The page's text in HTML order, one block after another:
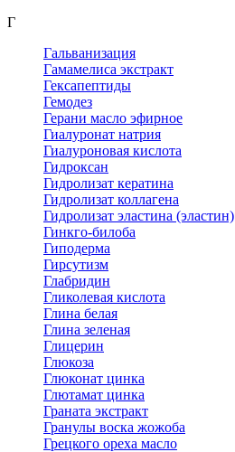
Г
Гальванизация
Гамамелиса экстракт
Гексапептиды
Гемодез
Герани масло эфирное
Гиалуронат натрия
Гиалуроновая кислота
Гидроксан
Гидролизат кератина
Гидролизат коллагена
Гидролизат эластина (эластин)
Гинкго-билоба
Гиподерма
Гирсутизм
Глабридин
Гликолевая кислота
Глина белая
Глина зеленая
Глицерин
Глюкоза
Глюконат цинка
Глютамат цинка
Граната экстракт
Гранулы воска жожоба
Грецкого ореха масло